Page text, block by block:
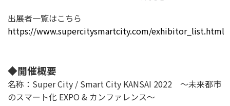
出展者一覧はこちら
https://www.supercitysmartcity.com/exhibitor_list.html
◆開催概要
名称：Super City / Smart City KANSAI 2022 ～未来都市
のスマート化 EXPO & カンファレンス～